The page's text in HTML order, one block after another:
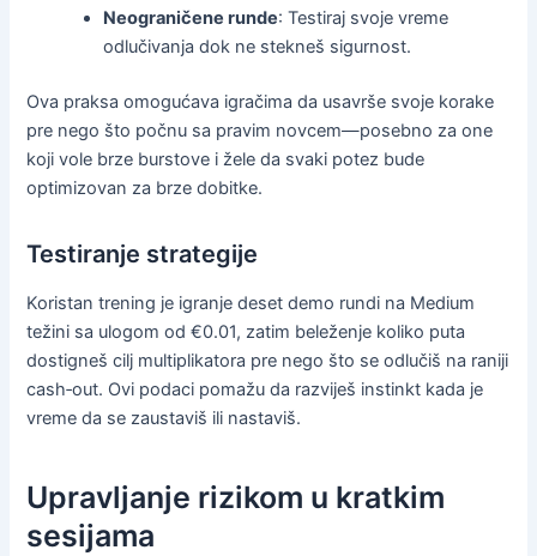
Neograničene runde: Testiraj svoje vreme
odlučivanja dok ne stekneš sigurnost.
Ova praksa omogućava igračima da usavrše svoje korake
pre nego što počnu sa pravim novcem—posebno za one
koji vole brze burstove i žele da svaki potez bude
optimizovan za brze dobitke.
Testiranje strategije
Koristan trening je igranje deset demo rundi na Medium
težini sa ulogom od €0.01, zatim beleženje koliko puta
dostigneš cilj multiplikatora pre nego što se odlučiš na raniji
cash‑out. Ovi podaci pomažu da razviješ instinkt kada je
vreme da se zaustaviš ili nastaviš.
Upravljanje rizikom u kratkim
sesijama